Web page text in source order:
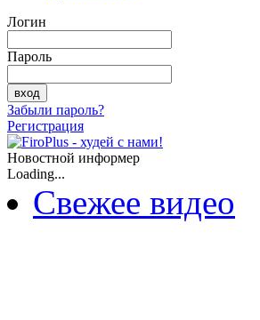
Логин
Пароль
Забыли пароль?
Регистрация
Новостной информер
Loading...
Свежее видео